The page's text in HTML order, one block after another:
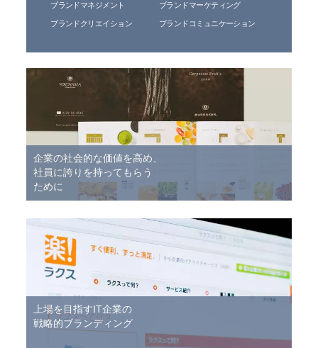
ブランドマネジメント ブランドマーケティング
ブランドクリエイション ブランドコミュニケーション
企業の社会的な価値を高め、
社員に誇りを持ってもらう
ために
上場を目指すIT企業の
戦略的ブランディング